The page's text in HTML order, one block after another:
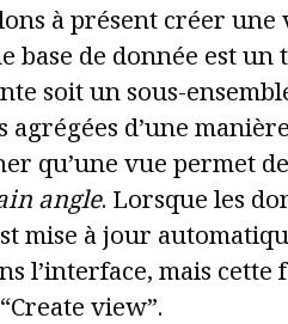
à présent créer une
base de donnée est
soit un sous-
agrégées d’une
qu’une vue permet
angle. Lorsque les
mise à jour
l’interface, mais cette
view”.